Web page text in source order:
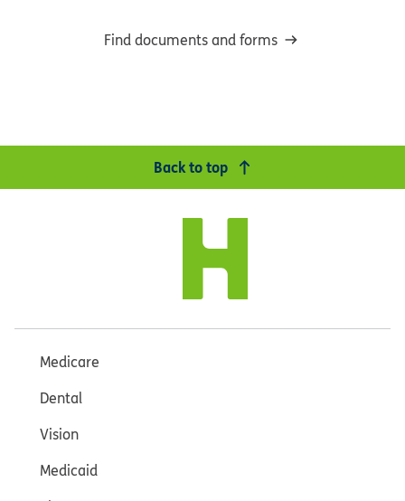
Find documents and forms
Back to top
Medicare
Dental
Vision
Medicaid